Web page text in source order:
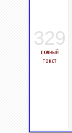
329
полный
текст